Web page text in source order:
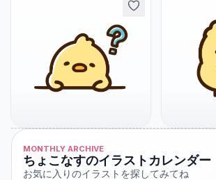
MONTHLY ARCHIVE
ちょこなすのイラストカレンダー
お気に入りのイラストを探してみてね